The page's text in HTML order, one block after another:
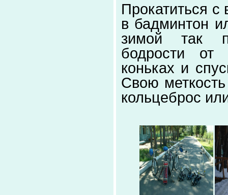
Прокатиться с
в бадминтон
зимой так
бодрости от
коньках и
Свою
кольцеброс